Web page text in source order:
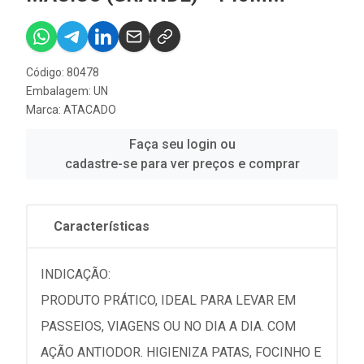
Código: 80478
Embalagem: UN
Marca: ATACADO
Faça seu login ou
cadastre-se para ver preços e comprar
Características
INDICAÇÃO:
PRODUTO PRÁTICO, IDEAL PARA LEVAR EM
PASSEIOS, VIAGENS OU NO DIA A DIA. COM
AÇÃO ANTIODOR. HIGIENIZA PATAS, FOCINHO E